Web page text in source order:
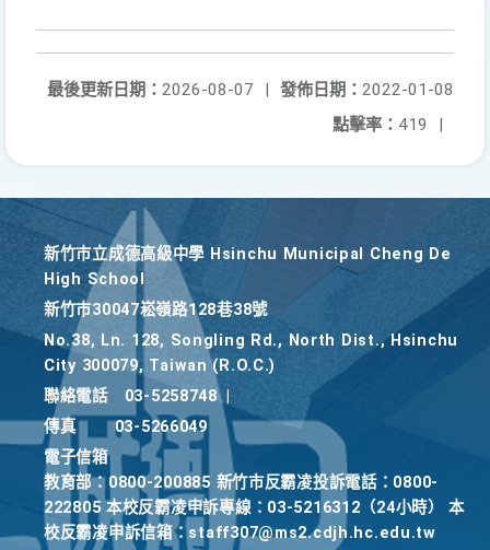
發佈日期： 2022-01-08
最後更新日期： 2026-08-07
|
點擊率： 419 |
新竹巿立成德高級中學 Hsinchu Municipal Cheng De
High School
新竹巿30047崧嶺路128巷38號
No.38, Ln. 128, Songling Rd., North Dist., Hsinchu
City 300079, Taiwan (R.O.C.)
聯絡電話
03-5258748
傳真
03-5266049
電子信箱
教育部：0800-200885 新竹市反霸凌投訴電話：0800-
222805 本校反霸凌申訴專線：03-5216312（24小時） 本
校反霸凌申訴信箱：staff307@ms2.cdjh.hc.edu.tw